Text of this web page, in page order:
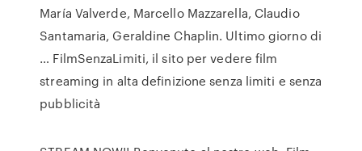
María Valverde, Marcello Mazzarella, Claudio
Santamaria, Geraldine Chaplin. Ultimo giorno di
… FilmSenzaLimiti, il sito per vedere film
streaming in alta definizione senza limiti e senza
pubblicità